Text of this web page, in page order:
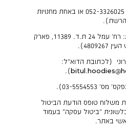
1. ב-whatsapp ( מס' 052-3326025 או באחת מחנויות
הרשת).
2. בדואר רשום (לכתובת: רח' עמל 24 ת.ד. 11389, פארק
(לכתובת הדוא"ל:
).
משלוח טופס הודעת הביטול
"ביטול עסקה" בעמוד
באתר.